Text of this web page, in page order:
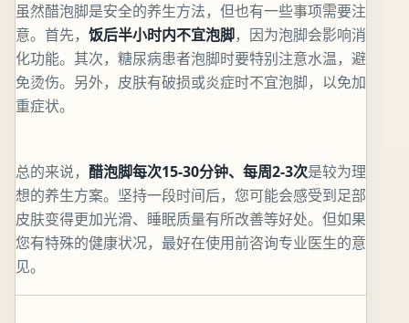
虽然醋泡脚是安全的养生方法，但也有一些事项需要注
意。首先， 饭后半小时内不宜泡脚，因为泡脚会影响消
化功能。其次，糖尿病患者泡脚时要特别注意水温，避
免烫伤。另外，皮肤有破损或炎症时不宜泡脚，以免加
重症状。
总的来说， 醋泡脚每次15-30分钟、每周2-3次是较为理
想的养生方案。坚持一段时间后，您可能会感受到足部
皮肤变得更加光滑、睡眠质量有所改善等好处。但如果
您有特殊的健康状况，最好在使用前咨询专业医生的意
见。